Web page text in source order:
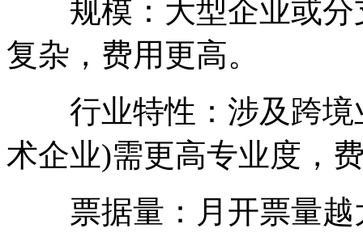
规模：大型企业或分
复杂，费用更高。
行业特性：涉及跨境
术企业)需更高专业度，
票据量：月开票量越